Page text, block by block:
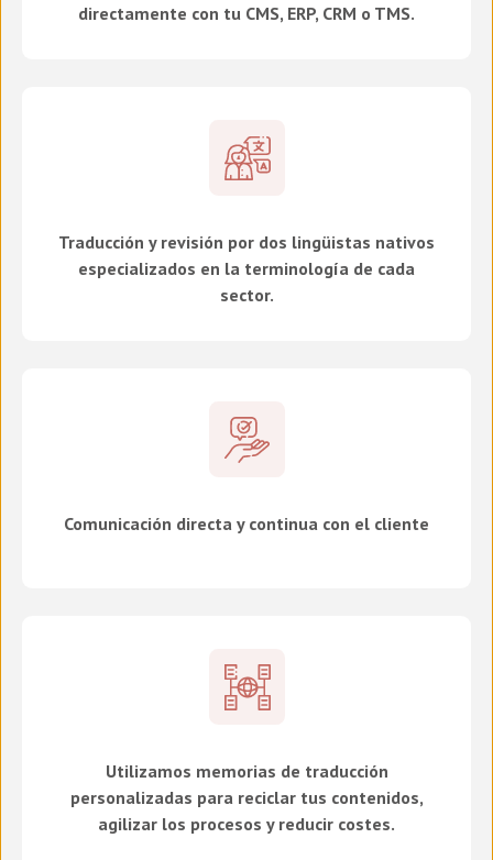
directamente con tu CMS, ERP, CRM o TMS.
Traducción y revisión por dos lingüistas nativos
especializados en la terminología de cada
sector.
Comunicación directa y continua con el cliente
Utilizamos memorias de traducción
personalizadas para reciclar tus contenidos,
agilizar los procesos y reducir costes.